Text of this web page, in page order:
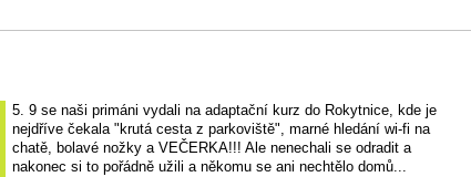
5. 9 se naši primáni vydali na adaptační kurz do Rokytnice, kde je
nejdříve čekala "krutá cesta z parkoviště", marné hledání wi-fi na
chatě, bolavé nožky a VEČERKA!!! Ale nenechali se odradit a
nakonec si to pořádně užili a někomu se ani nechtělo domů...